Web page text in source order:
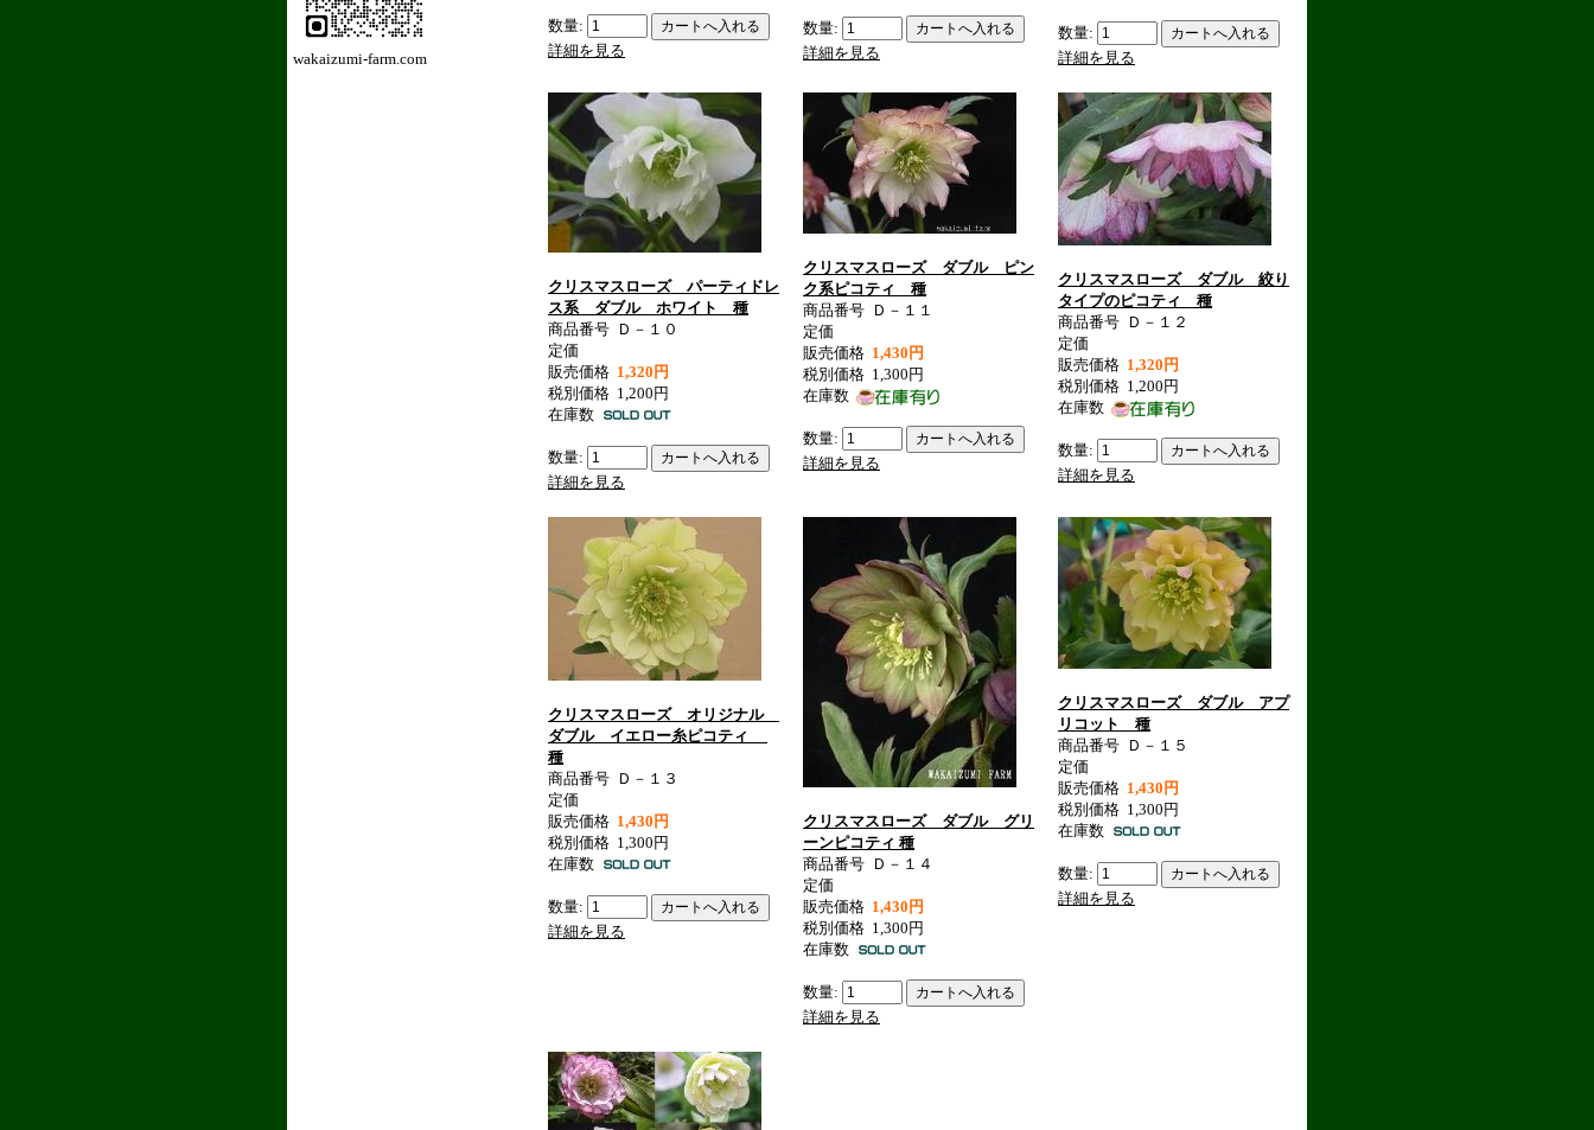
wakaizumi-farm.com
数量:
詳細を見る
数量:
詳細を見る
数量:
詳細を見る
クリスマスローズ パーティドレ
ス系 ダブル ホワイト 種
商品番号 Ｄ－１０
定価
販売価格 1,320円
税別価格 1,200円
在庫数
数量:
詳細を見る
クリスマスローズ ダブル ピン
ク系ピコティ 種
商品番号 Ｄ－１１
定価
販売価格 1,430円
税別価格 1,300円
在庫数
数量:
詳細を見る
クリスマスローズ ダブル 絞り
タイプのピコティ 種
商品番号 Ｄ－１２
定価
販売価格 1,320円
税別価格 1,200円
在庫数
数量:
詳細を見る
クリスマスローズ オリジナル
ダブル イエロー糸ピコティ
種
商品番号 Ｄ－１３
定価
販売価格 1,430円
税別価格 1,300円
在庫数
数量:
詳細を見る
クリスマスローズ ダブル グリ
ーンピコティ 種
商品番号 Ｄ－１４
定価
販売価格 1,430円
税別価格 1,300円
在庫数
数量:
詳細を見る
クリスマスローズ ダブル アプ
リコット 種
商品番号 Ｄ－１５
定価
販売価格 1,430円
税別価格 1,300円
在庫数
数量:
詳細を見る